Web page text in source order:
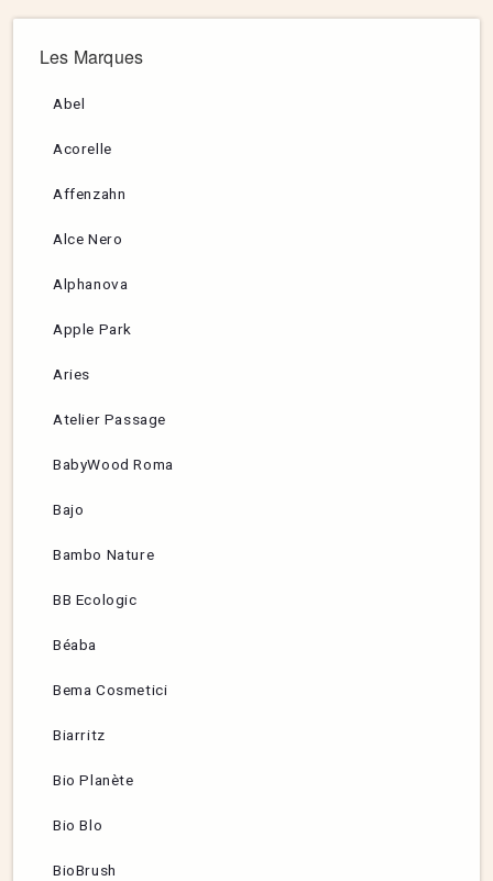
Les Marques
Abel
Acorelle
Affenzahn
Alce Nero
Alphanova
Apple Park
Aries
Atelier Passage
BabyWood Roma
Bajo
Bambo Nature
BB Ecologic
Béaba
Bema Cosmetici
Biarritz
Bio Planète
Bio Blo
BioBrush